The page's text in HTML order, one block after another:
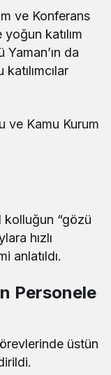
ve Konferans
katılım
da
ve Kamu Kurum
kolluğun “gözü
hızlı
anlatıldı.
Personele
üstün